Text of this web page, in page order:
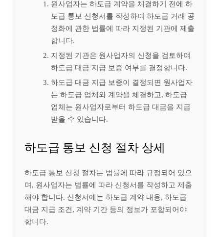
원사업자는 하도급 계약을 체결하기 전에 하
도급 통보 신청서를 작성하여 하도급 거래 공
정화에 관한 법률에 따라 지정된 기관에 제출
합니다.
지정된 기관은 원사업자의 신청을 검토하여
하도급 대금 지급 보증 여부를 결정합니다.
하도급 대금 지급 보증이 결정되면 원사업자
는 하도급 업체와 계약을 체결하고, 하도급
업체는 원사업자로부터 하도급 대금을 지급
받을 수 있습니다.
하도급 통보 신청 절차 상세
하도급 통보 신청 절차는 법률에 따라 규정되어 있으
며, 원사업자는 법률에 따라 신청서를 작성하고 제출
해야 합니다. 신청서에는 하도급 계약 내용, 하도급
대금 지급 조건, 계약 기간 등의 정보가 포함되어야
합니다.